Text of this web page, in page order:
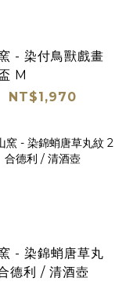
- 染付鳥獸戲畫
M
NT$1,970
- 染錦蛸唐草丸
德利 / 清酒壺